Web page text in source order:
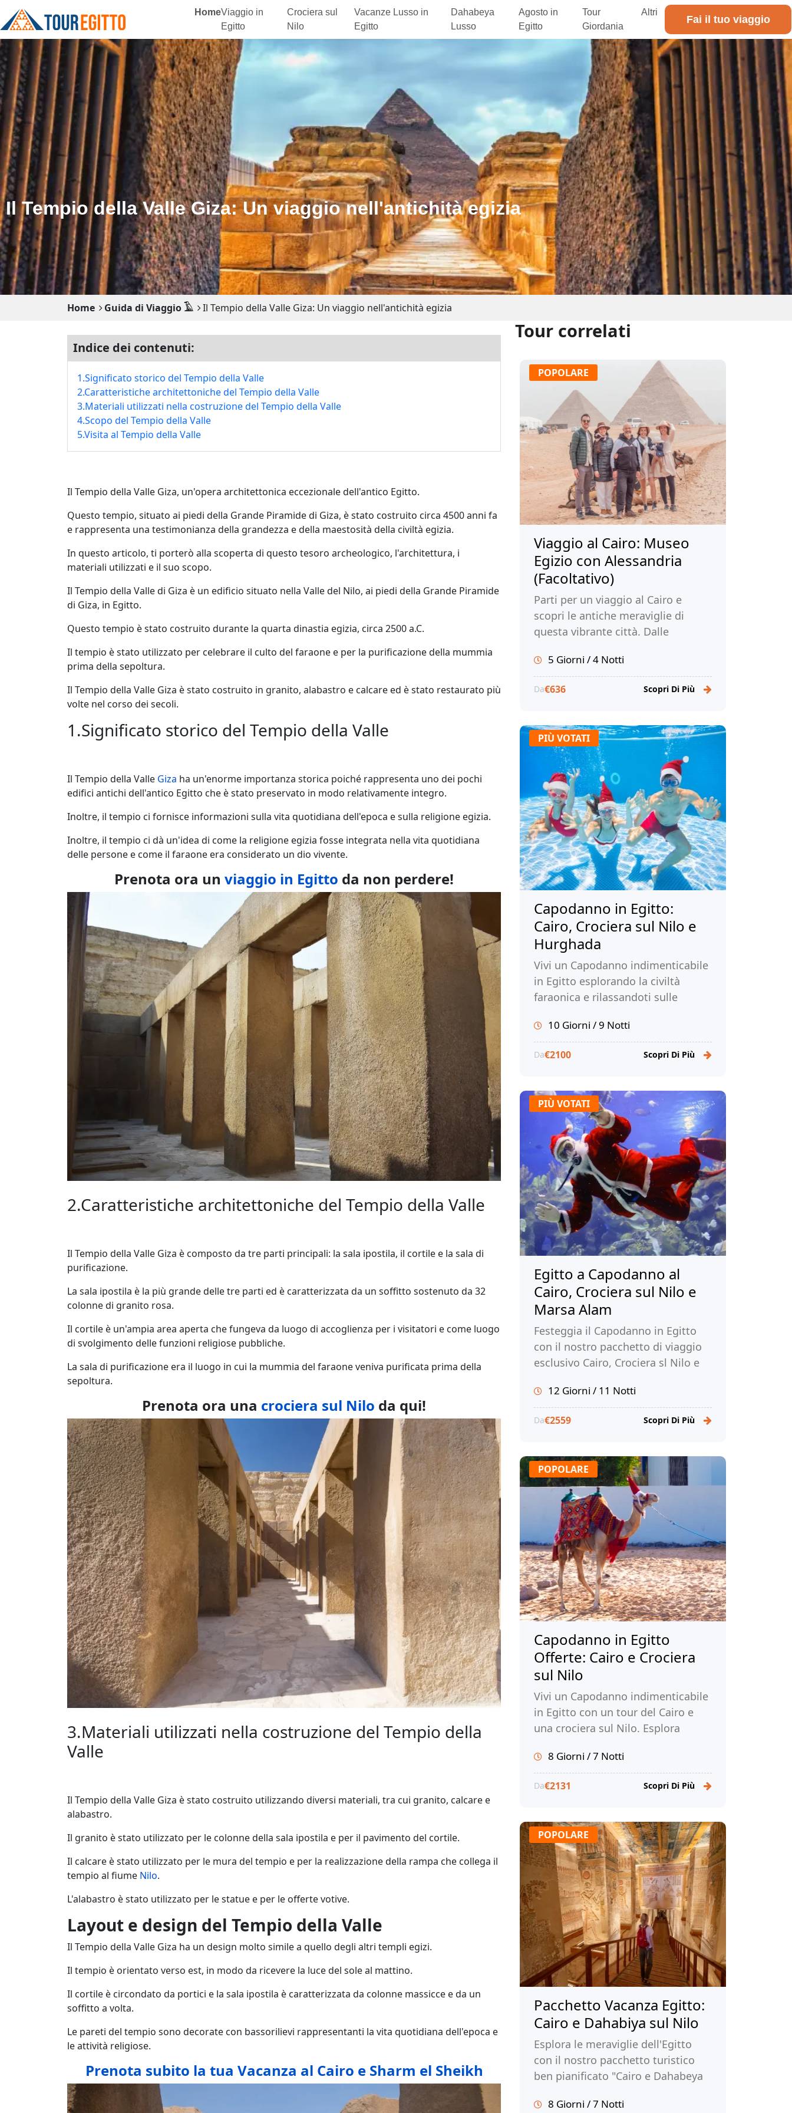
HomeViaggio in
Egitto
Crociera sul
Nilo
Vacanze Lusso in
Egitto
Dahabeya
Lusso
Agosto in
Egitto
Tour
Giordania
Altri
Fai il tuo viaggio
Il Tempio della Valle Giza: Un viaggio nell'antichità egizia
Home Guida di Viaggio 𓄿 Il Tempio della Valle Giza: Un viaggio nell'antichità egizia
Indice dei contenuti:
1.Significato storico del Tempio della Valle
2.Caratteristiche architettoniche del Tempio della Valle
3.Materiali utilizzati nella costruzione del Tempio della Valle
4.Scopo del Tempio della Valle
5.Visita al Tempio della Valle
Il Tempio della Valle Giza, un'opera architettonica eccezionale dell'antico Egitto.
Questo tempio, situato ai piedi della Grande Piramide di Giza, è stato costruito circa 4500 anni fa
e rappresenta una testimonianza della grandezza e della maestosità della civiltà egizia.
In questo articolo, ti porterò alla scoperta di questo tesoro archeologico, l'architettura, i
materiali utilizzati e il suo scopo.
Il Tempio della Valle di Giza è un edificio situato nella Valle del Nilo, ai piedi della Grande Piramide
di Giza, in Egitto.
Questo tempio è stato costruito durante la quarta dinastia egizia, circa 2500 a.C.
Il tempio è stato utilizzato per celebrare il culto del faraone e per la purificazione della mummia
prima della sepoltura.
Il Tempio della Valle Giza è stato costruito in granito, alabastro e calcare ed è stato restaurato più
volte nel corso dei secoli.
1.Significato storico del Tempio della Valle
Il Tempio della Valle Giza ha un'enorme importanza storica poiché rappresenta uno dei pochi
edifici antichi dell'antico Egitto che è stato preservato in modo relativamente integro.
Inoltre, il tempio ci fornisce informazioni sulla vita quotidiana dell'epoca e sulla religione egizia.
Inoltre, il tempio ci dà un'idea di come la religione egizia fosse integrata nella vita quotidiana
delle persone e come il faraone era considerato un dio vivente.
Prenota ora un viaggio in Egitto da non perdere!
2.Caratteristiche architettoniche del Tempio della Valle
Il Tempio della Valle Giza è composto da tre parti principali: la sala ipostila, il cortile e la sala di
purificazione.
La sala ipostila è la più grande delle tre parti ed è caratterizzata da un soffitto sostenuto da 32
colonne di granito rosa.
Il cortile è un'ampia area aperta che fungeva da luogo di accoglienza per i visitatori e come luogo
di svolgimento delle funzioni religiose pubbliche.
La sala di purificazione era il luogo in cui la mummia del faraone veniva purificata prima della
sepoltura.
Prenota ora una crociera sul Nilo da qui!
3.Materiali utilizzati nella costruzione del Tempio della
Valle
Il Tempio della Valle Giza è stato costruito utilizzando diversi materiali, tra cui granito, calcare e
alabastro.
Il granito è stato utilizzato per le colonne della sala ipostila e per il pavimento del cortile.
Il calcare è stato utilizzato per le mura del tempio e per la realizzazione della rampa che collega il
tempio al fiume Nilo.
L'alabastro è stato utilizzato per le statue e per le offerte votive.
Layout e design del Tempio della Valle
Il Tempio della Valle Giza ha un design molto simile a quello degli altri templi egizi.
Il tempio è orientato verso est, in modo da ricevere la luce del sole al mattino.
Il cortile è circondato da portici e la sala ipostila è caratterizzata da colonne massicce e da un
soffitto a volta.
Le pareti del tempio sono decorate con bassorilievi rappresentanti la vita quotidiana dell'epoca e
le attività religiose.
Prenota subito la tua Vacanza al Cairo e Sharm el Sheikh
Tour correlati
POPOLARE
Viaggio al Cairo: Museo
Egizio con Alessandria
(Facoltativo)
Parti per un viaggio al Cairo e
scopri le antiche meraviglie di
questa vibrante città. Dalle
immergiti nella ricca storia e
cultura del Cairo. Prenota ora il tuo
viaggio al Cairo con Tour Egitto!
5 Giorni / 4 Notti
Da€636 Scopri Di Più
PIÙ VOTATI
Capodanno in Egitto:
Cairo, Crociera sul Nilo e
Hurghada
Vivi un Capodanno indimenticabile
in Egitto esplorando la civiltà
faraonica e rilassandoti sulle
Prenota ora per un'esperienza di
viaggio personalizzata!
10 Giorni / 9 Notti
Da€2100 Scopri Di Più
PIÙ VOTATI
Egitto a Capodanno al
Cairo, Crociera sul Nilo e
Marsa Alam
Festeggia il Capodanno in Egitto
con il nostro pacchetto di viaggio
esclusivo Cairo, Crociera sl Nilo e
l'occasione, prenota ora!
12 Giorni / 11 Notti
Da€2559 Scopri Di Più
POPOLARE
Capodanno in Egitto
Offerte: Cairo e Crociera
sul Nilo
Vivi un Capodanno indimenticabile
in Egitto con un tour del Cairo e
una crociera sul Nilo. Esplora
di Luxor e Assuan. Prenota ora con
Tour Egitto!
8 Giorni / 7 Notti
Da€2131 Scopri Di Più
POPOLARE
Pacchetto Vacanza Egitto:
Cairo e Dahabiya sul Nilo
Esplora le meraviglie dell'Egitto
con il nostro pacchetto turistico
ben pianificato "Cairo e Dahabeya
il Museo Egizio, Luxor, Assuan e
8 Giorni / 7 Notti